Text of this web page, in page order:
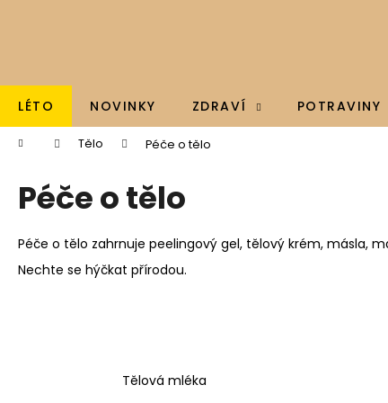
LÉTO NOVINKY ZDRAVÍ POTRAVINY
Domů Tělo Péče o tělo
Péče o tělo
Péče o tělo zahrnuje peelingový gel, tělový krém, másla,
Nechte se hýčkat přírodou.
Tělová mléka
í
obchodu
obchodu
BRAINMAX - OMEGA 3, OLEJ Z TRESČÍCH